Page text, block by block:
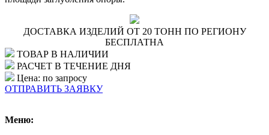
ДОСТАВКА ИЗДЕЛИЙ ОТ 20 ТОНН ПО РЕГИОНУ
БЕСПЛАТНА
ТОВАР В НАЛИЧИИ
РАСЧЕТ В ТЕЧЕНИЕ ДНЯ
Цена: по запросу
ОТПРАВИТЬ ЗАЯВКУ
Меню: